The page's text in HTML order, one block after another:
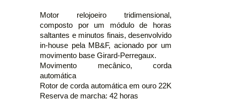
Motor relojoeiro tridimensional,
composto por um módulo de horas
saltantes e minutos finais, desenvolvido
in-house pela MB&F, acionado por um
movimento base Girard-Perregaux.
Movimento mecânico, corda
automática
Rotor de corda automática em ouro 22K
Reserva de marcha: 42 horas